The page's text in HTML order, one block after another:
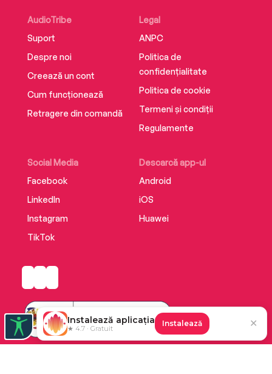
AudioTribe
Suport
Despre noi
Creează un cont
Cum funcționează
Retragere din comandă
Social Media
Facebook
LinkedIn
Instagram
TikTok
Descarcă app-ul
Android
iOS
Huawei
Legal
ANPC
Politica de
confidențialitate
Politica de cookie
Termeni și condiții
Regulamente
Instalează aplicația
★ 4.7 · Gratuit
Instalează ✕